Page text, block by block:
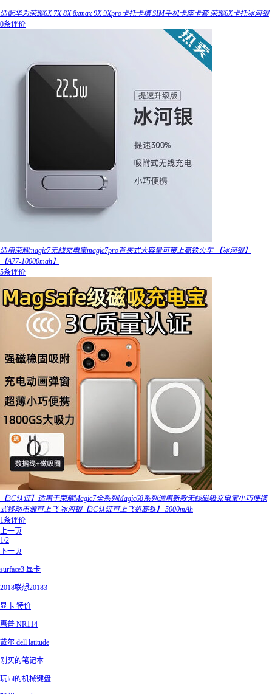
适配华为荣耀6X 7X 8X 8xmax 9X 9Xpro卡托卡槽 SIM手机卡座卡套 荣耀6X卡托冰河银
0条评价
适用荣耀magic7无线充电宝magic7pro背夹式大容量可带上高铁火车 【冰河银】
【A77-10000mah】
5条评价
【3C认证】适用于荣耀Magic7全系列Magic68系列通用新款无线磁吸充电宝小巧便携
式移动电源可上飞 冰河银【3C认证可上飞机高铁】 5000mAh
1条评价
上一页
1/2
下一页
surface3 显卡
2018联想20183
显卡 特价
惠普 NR114
戴尔 dell latitude
刚买的笔记本
玩lol的机械键盘